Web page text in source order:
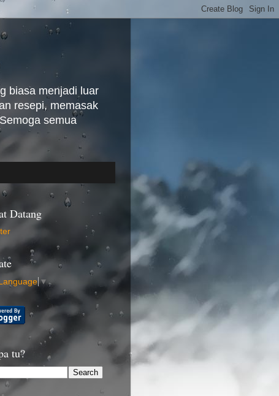
biasa menjadi luar
resepi, memasak
semua
Datang
▼
tu?